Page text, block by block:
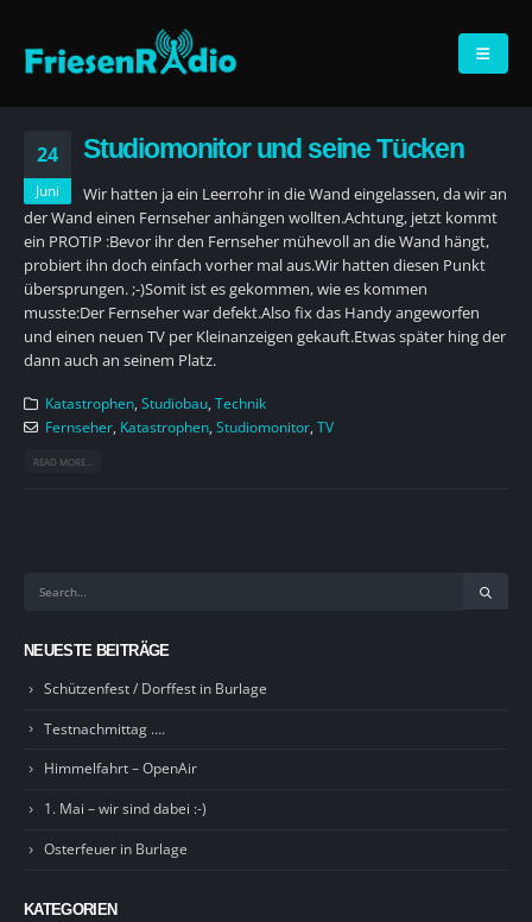
24
Juni
Studiomonitor und seine Tücken
Wir hatten ja ein Leerrohr in die Wand eingelassen, da wir an
der Wand einen Fernseher anhängen wollten.Achtung, jetzt kommt
ein PROTIP :Bevor ihr den Fernseher mühevoll an die Wand hängt,
probiert ihn doch einfach vorher mal aus.Wir hatten diesen Punkt
übersprungen. ;-)Somit ist es gekommen, wie es kommen
musste:Der Fernseher war defekt.Also fix das Handy angeworfen
und einen neuen TV per Kleinanzeigen gekauft.Etwas später hing der
dann auch an seinem Platz.
Katastrophen, Studiobau, Technik
Fernseher, Katastrophen, Studiomonitor, TV
READ MORE...
NEUESTE BEITRÄGE
Schützenfest / Dorffest in Burlage
Testnachmittag ….
Himmelfahrt – OpenAir
1. Mai – wir sind dabei :-)
Osterfeuer in Burlage
KATEGORIEN